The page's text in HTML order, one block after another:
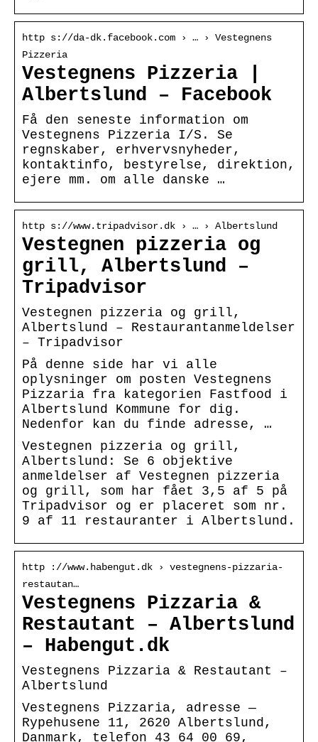
http s://da-dk.facebook.com › … › Vestegnens
Pizzeria
Vestegnens Pizzeria |
Albertslund – Facebook
Få den seneste information om
Vestegnens Pizzeria I/S. Se
regnskaber, erhvervsnyheder,
kontaktinfo, bestyrelse, direktion,
ejere mm. om alle danske …
http s://www.tripadvisor.dk › … › Albertslund
Vestegnen pizzeria og
grill, Albertslund –
Tripadvisor
Vestegnen pizzeria og grill,
Albertslund – Restaurantanmeldelser
– Tripadvisor
På denne side har vi alle
oplysninger om posten Vestegnens
Pizzaria fra kategorien Fastfood i
Albertslund Kommune for dig.
Nedenfor kan du finde adresse, …
Vestegnen pizzeria og grill,
Albertslund: Se 6 objektive
anmeldelser af Vestegnen pizzeria
og grill, som har fået 3,5 af 5 på
Tripadvisor og er placeret som nr.
9 af 11 restauranter i Albertslund.
http ://www.habengut.dk › vestegnens-pizzaria-
restautan…
Vestegnens Pizzaria &
Restautant – Albertslund
– Habengut.dk
Vestegnens Pizzaria & Restautant –
Albertslund
Vestegnens Pizzaria, adresse —
Rypehusene 11, 2620 Albertslund,
Danmark, telefon 43 64 00 69,